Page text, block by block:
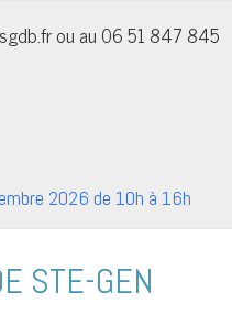
ou au 06 51 847 845
2026 de 10h à 16h
STE-GEN